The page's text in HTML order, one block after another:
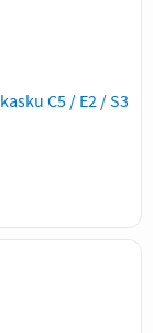
C5 / E2 / S3